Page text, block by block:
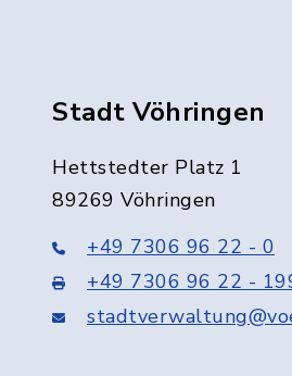
Stadt Vöhringen
Hettstedter Platz 1
89269 Vöhringen
+49 7306 96 22 - 0
+49 7306 96 22 -